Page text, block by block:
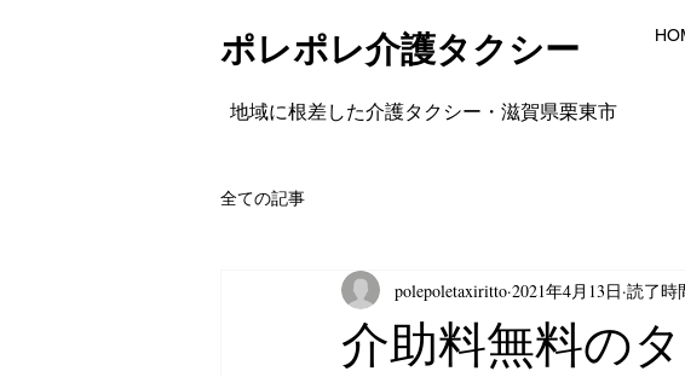
ポレポレ介護タクシー
地域に根差した介護タクシー・滋賀県栗東市
全ての記事
介助料無料の
polepoletaxiritto 2021年4月13日 読了時